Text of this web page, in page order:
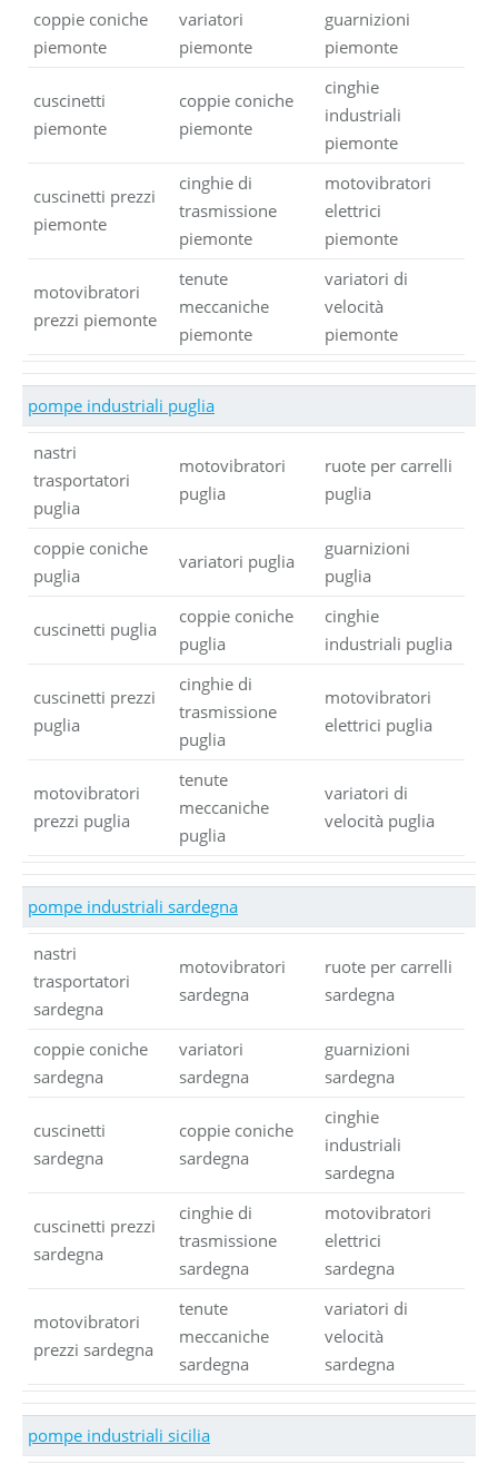
coppie coniche
piemonte
variatori
piemonte
guarnizioni
piemonte
cuscinetti
piemonte
coppie coniche
piemonte
cinghie
industriali
piemonte
cuscinetti prezzi
piemonte
cinghie di
trasmissione
piemonte
motovibratori
elettrici
piemonte
motovibratori
prezzi piemonte
tenute
meccaniche
piemonte
variatori di
velocità
piemonte
pompe industriali puglia
nastri
trasportatori
puglia
motovibratori
puglia
ruote per carrelli
puglia
coppie coniche
puglia
variatori puglia
guarnizioni
puglia
cuscinetti puglia
coppie coniche
puglia
cinghie
industriali puglia
cuscinetti prezzi
puglia
cinghie di
trasmissione
puglia
motovibratori
elettrici puglia
motovibratori
prezzi puglia
tenute
meccaniche
puglia
variatori di
velocità puglia
pompe industriali sardegna
nastri
trasportatori
sardegna
motovibratori
sardegna
ruote per carrelli
sardegna
coppie coniche
sardegna
variatori
sardegna
guarnizioni
sardegna
cuscinetti
sardegna
coppie coniche
sardegna
cinghie
industriali
sardegna
cuscinetti prezzi
sardegna
cinghie di
trasmissione
sardegna
motovibratori
elettrici
sardegna
motovibratori
prezzi sardegna
tenute
meccaniche
sardegna
variatori di
velocità
sardegna
pompe industriali sicilia